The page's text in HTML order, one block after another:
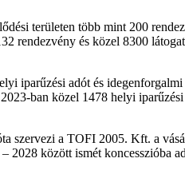
területen több mint 200
rendezvény és közel 8300
iparűzési adót és idegenforgalmi
ban közel 1478 helyi
szervezi a TOFI 2005. Kft. a
2028 között ismét koncesszióba